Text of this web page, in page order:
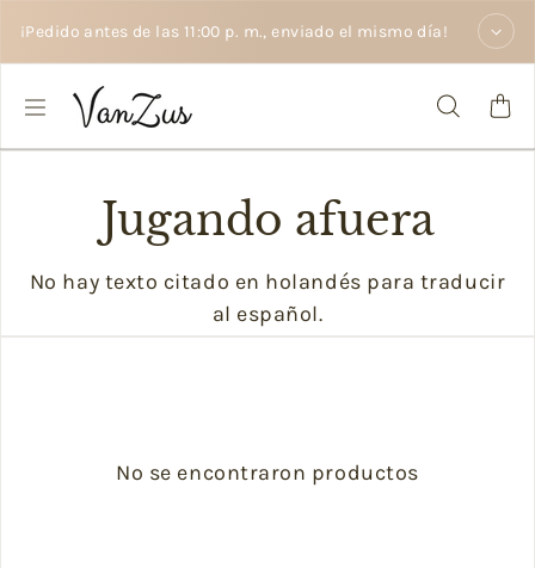
¡Pedido antes de las 11:00 p. m., enviado el mismo día!
Jugando afuera
No hay texto citado en holandés para traducir
al español.
No se encontraron productos